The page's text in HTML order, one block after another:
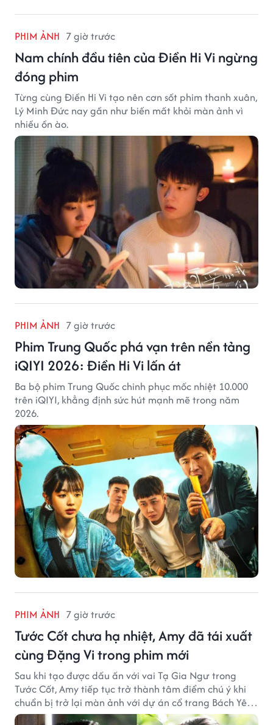
PHIM ẢNH 7 giờ trước
Nam chính đầu tiên của Điền Hi Vi ngừng
đóng phim
Từng cùng Điền Hi Vi tạo nên cơn sốt phim thanh xuân,
Lý Minh Đức nay gần như biến mất khỏi màn ảnh vì
nhiều ồn ào.
PHIM ẢNH 7 giờ trước
Phim Trung Quốc phá vạn trên nền tảng
iQIYI 2026: Điền Hi Vi lấn át
Ba bộ phim Trung Quốc chinh phục mốc nhiệt 10.000
trên iQIYI, khẳng định sức hút mạnh mẽ trong năm
2026.
PHIM ẢNH 7 giờ trước
Tước Cốt chưa hạ nhiệt, Amy đã tái xuất
cùng Đặng Vi trong phim mới
Sau khi tạo được dấu ấn với vai Tạ Gia Ngư trong
Tước Cốt, Amy tiếp tục trở thành tâm điểm chú ý khi
chuẩn bị trở lại màn ảnh với dự án cổ trang Bách Yêu
Phổ.